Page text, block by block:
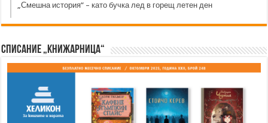
„Смешна история“ – като бучка лед в горещ летен ден
Списание „Книжарница“